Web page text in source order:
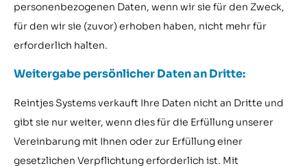
personenbezogenen Daten, wenn wir sie für den Zweck,
für den wir sie (zuvor) erhoben haben, nicht mehr für
erforderlich halten.
Weitergabe persönlicher Daten an Dritte:
Reintjes Systems verkauft Ihre Daten nicht an Dritte und
gibt sie nur weiter, wenn dies für die Erfüllung unserer
Vereinbarung mit Ihnen oder zur Erfüllung einer
gesetzlichen Verpflichtung erforderlich ist. Mit